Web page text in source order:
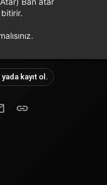
bitirir.
kayıt ol.
E-posta